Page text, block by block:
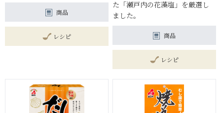
商品
レシピ
た「瀬戸内の花藻塩」を厳選し
ました。
商品
レシピ